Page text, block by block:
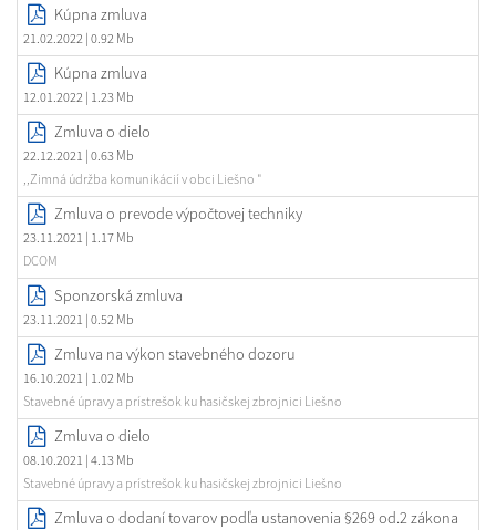
Kúpna zmluva
21.02.2022 | 0.92 Mb
Kúpna zmluva
12.01.2022 | 1.23 Mb
Zmluva o dielo
22.12.2021 | 0.63 Mb
,,Zimná údržba komunikácií v obci Liešno "
Zmluva o prevode výpočtovej techniky
23.11.2021 | 1.17 Mb
DCOM
Sponzorská zmluva
23.11.2021 | 0.52 Mb
Zmluva na výkon stavebného dozoru
16.10.2021 | 1.02 Mb
Stavebné úpravy a prístrešok ku hasičskej zbrojnici Liešno
Zmluva o dielo
08.10.2021 | 4.13 Mb
Stavebné úpravy a prístrešok ku hasičskej zbrojnici Liešno
Zmluva o dodaní tovarov podľa ustanovenia §269 od.2 zákona